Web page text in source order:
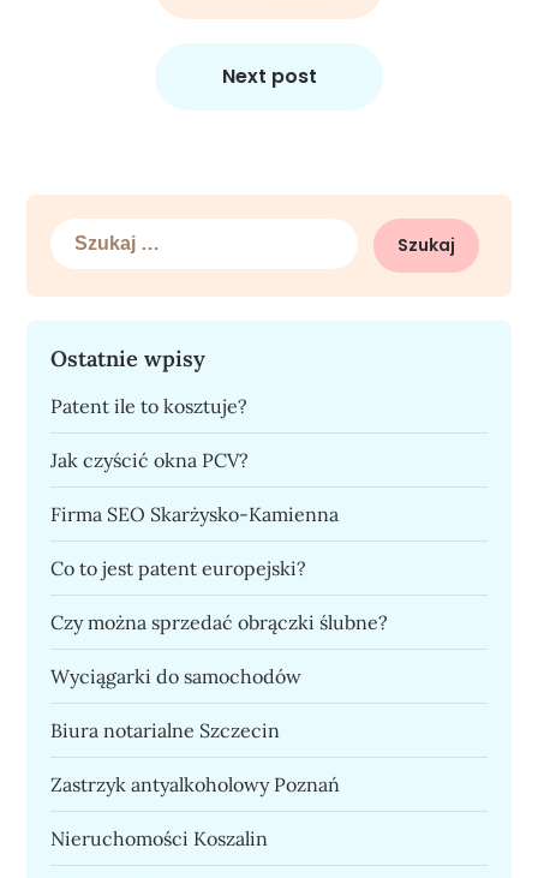
Next post
Szukaj:
Ostatnie wpisy
Patent ile to kosztuje?
Jak czyścić okna PCV?
Firma SEO Skarżysko-Kamienna
Co to jest patent europejski?
Czy można sprzedać obrączki ślubne?
Wyciągarki do samochodów
Biura notarialne Szczecin
Zastrzyk antyalkoholowy Poznań
Nieruchomości Koszalin